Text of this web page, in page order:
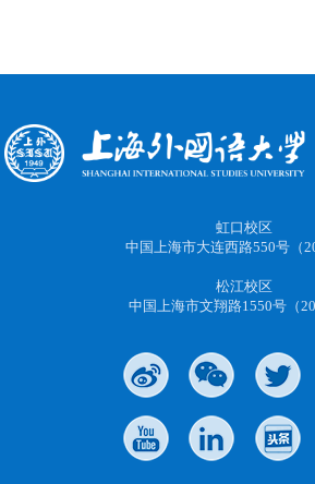
虹口校区
中国上海市大连西路550号（
松江校区
中国上海市文翔路1550号（